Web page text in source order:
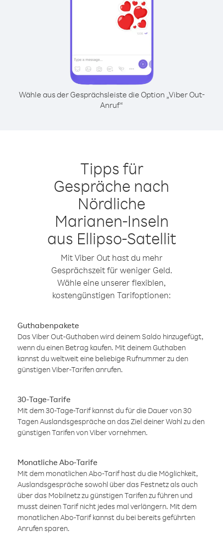
Wähle aus der Gesprächsleiste die Option „Viber Out-
Anruf“
Tipps für
Gespräche nach
Nördliche
Marianen-Inseln
aus Ellipso-Satellit
Mit Viber Out hast du mehr
Gesprächszeit für weniger Geld.
Wähle eine unserer flexiblen,
kostengünstigen Tarifoptionen:
Guthabenpakete
Das Viber Out-Guthaben wird deinem Saldo hinzugefügt,
wenn du einen Betrag kaufen. Mit deinem Guthaben
kannst du weltweit eine beliebige Rufnummer zu den
günstigen Viber-Tarifen anrufen.
30-Tage-Tarife
Mit dem 30-Tage-Tarif kannst du für die Dauer von 30
Tagen Auslandsgespräche an das Ziel deiner Wahl zu den
günstigen Tarifen von Viber vornehmen.
Monatliche Abo-Tarife
Mit dem monatlichen Abo-Tarif hast du die Möglichkeit,
Auslandsgespräche sowohl über das Festnetz als auch
über das Mobilnetz zu günstigen Tarifen zu führen und
musst deinen Tarif nicht jedes mal verlängern. Mit dem
monatlichen Abo-Tarif kannst du bei bereits geführten
Anrufen sparen.